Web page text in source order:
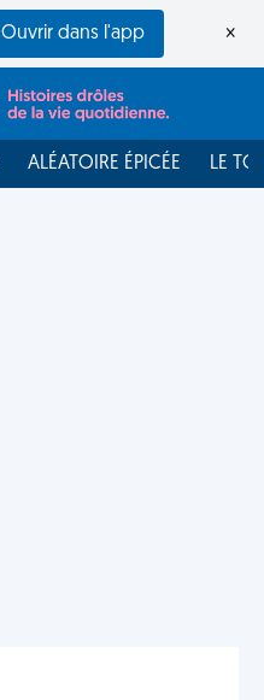
Ouvrir dans l'app ×
ALÉATOIRE ÉPICÉE LE